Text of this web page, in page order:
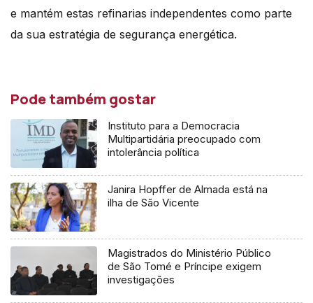
e mantém estas refinarias independentes como parte
da sua estratégia de segurança energética.
Pode também gostar
Instituto para a Democracia
Multipartidária preocupado com
intolerância política
Janira Hopffer de Almada está na
ilha de São Vicente
Magistrados do Ministério Público
de São Tomé e Príncipe exigem
investigações